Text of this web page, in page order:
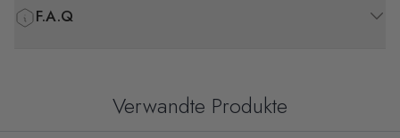
F.A.Q
Verwandte Produkte